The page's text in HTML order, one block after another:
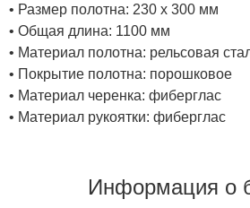
• Размер полотна: 230 x 300 мм
• Общая длина: 1100 мм
• Материал полотна: рельсовая
• Покрытие полотна: порошковое
• Материал черенка: фиберглас
• Материал рукоятки: фиберглас
Информация о